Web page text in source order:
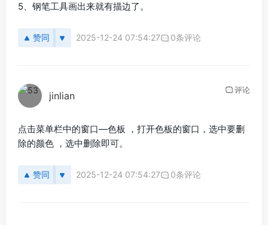
5、钢笔工具画出来就有描边了。
赞同 2025-12-24 07:54:27 0条评论
jinlian 评论
点击菜单栏中的窗口—色板 ，打开色板的窗口，选中要删
除的颜色 ，选中删除即可。
赞同 2025-12-24 07:54:27 0条评论